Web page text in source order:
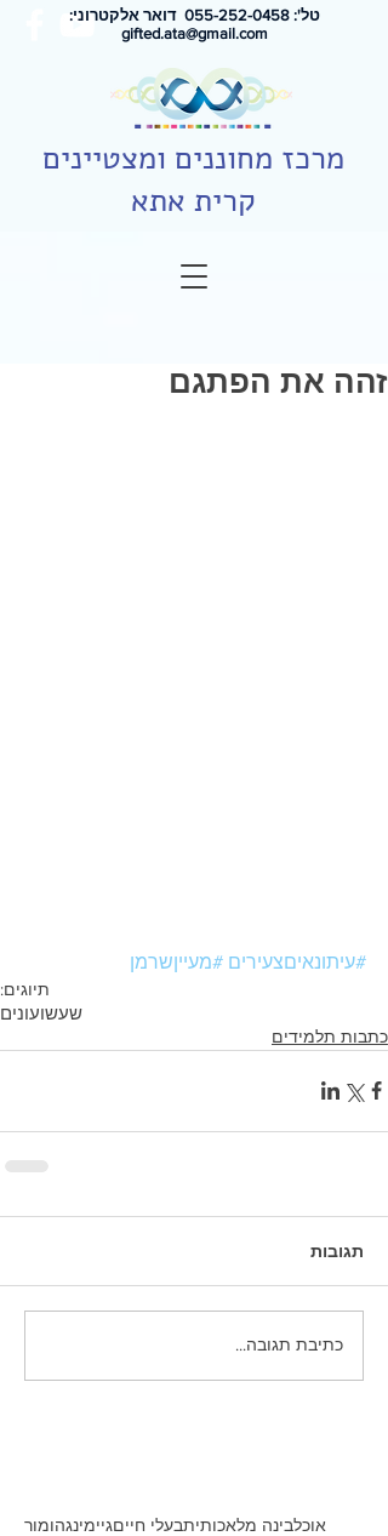
טל': 0 55-252-0458
דואר אלקטרוני:
gifted.ata@gmail.com
מרכז מחוננים ומצטיינים
קרית אתא
זהה את הפתגם
#עיתונאיםצעירים #מעייןשרמן
תיוגים:
שעשועונים
כתבות תלמידים
תגובות
כתיבת תגובה...
אוכלבינה מלאכותיתבעלי חייםגיימינגהומור